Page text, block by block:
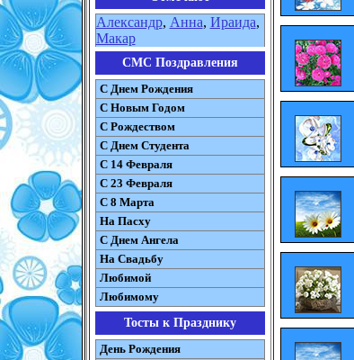
Александр, Анна, Ираида,
Макар
СМС Поздравления
С Днем Рождения
С Новым Годом
С Рождеством
C Днем Студента
С 14 Февраля
С 23 Февраля
С 8 Марта
На Пасху
C Днем Ангела
На Свадьбу
Любимой
Любимому
Тосты к Празднику
День Рождения